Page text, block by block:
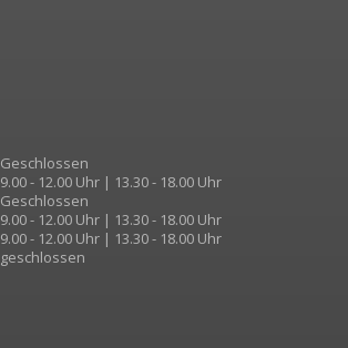
Geschlossen
9.00 - 12.00 Uhr | 13.30 - 18.00 Uhr
Geschlossen
9.00 - 12.00 Uhr | 13.30 - 18.00 Uhr
9.00 - 12.00 Uhr | 13.30 - 18.00 Uhr
geschlossen